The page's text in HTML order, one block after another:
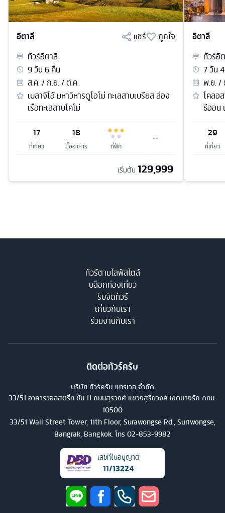
อิตาลี แชร์
ถูกใจ
ทัวร์อิตาลี
9วัน6คืน
ส.ค. / ก.ย. / ต.ค.
เบลาจิโอ้ มหาวิหารดูโอโม่ ทะเลสาบเบรียส ล่อง
เรือทะเลสาบโคโม่
17
ที่เที่ยว
18
มื้ออาหาร ที่พัก
เริ่มต้น 129,999
อิตาลี
ทัวร์อิ
7วัน4
พ.ย. /
โคลอ
ธีออน
29
ที่เที่ยว
ทัวร์ตามไลฟ์สไตล์
บล็อกท่องเที่ยว
รับจัดทัวร์
เกี่ยวกับเรา
ร่วมงานกับเรา
ติดต่อทัวร์ครับ
บริษัท ทัวร์ครับ แทรเวล จำกัด
33/51 อาคารวอลสตรีท ชั้น 11 ถนนสุรวงศ์ แขวงสุริยวงศ์ เขตบางรัก กทม.
10500
33/51 Wall Street Tower, 11th Floor, Surawongse Rd., Suriwongse,
Bangrak, Bangkok. โทร 02-853-9982
เลขที่ใบอนุญาต
11/13224